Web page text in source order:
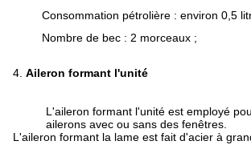
Consommation pétrolière : environ 0,5
Nombre de bec : 2 morceaux ;
4. Aileron formant l'unité
L'aileron formant l'unité est employé
ailerons avec ou sans des fenêtres.
L'aileron formant la lame est fait d'acier à